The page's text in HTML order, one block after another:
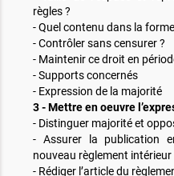
règles ?
- Quel contenu dans la
- Contrôler sans censurer ?
- Maintenir ce droit en
- Supports concernés
- Expression de la majorité
3 - Mettre en oeuvre
- Distinguer majorité et
- Assurer la publication
nouveau règlement intérieur
- Rédiger l’article du